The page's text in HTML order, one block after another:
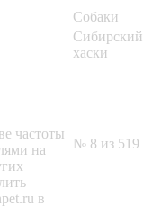
Собаки
Сибирский
хаски
частоты
на
в
№ 8 из 519